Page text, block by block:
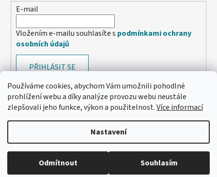
Používáme cookies, abychom Vám umožnili pohodlné
prohlížení webu a díky analýze provozu webu neustále
zlepšovali jeho funkce, výkon a použitelnost.Více informací
Nastavení
Odmítnout Souhlasím
🔴 Parfémy a vůně -20 %
E-mail
Vložením e-mailu souhlasíte s podmínkami ochrany
osobních údajů
PŘIHLÁSIT SE
Vytvořil Shoptet